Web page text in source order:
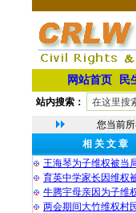
网站首页 民
站内搜索：
您当前所
相 关 文 章
王海琴为子维权被当
育英中学家长因维权
牛腾宇母亲因为子维
两会期间大竹维权村